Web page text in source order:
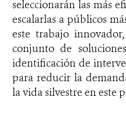
seleccionarán las más
escalarlas a públicos
este trabajo
conjunto de
identificación de
para reducir la
la vida silvestre en este